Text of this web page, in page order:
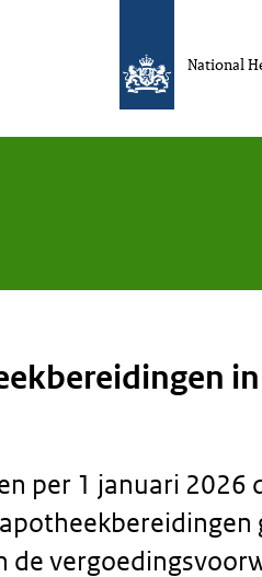
National
per 1 januari 2026
de